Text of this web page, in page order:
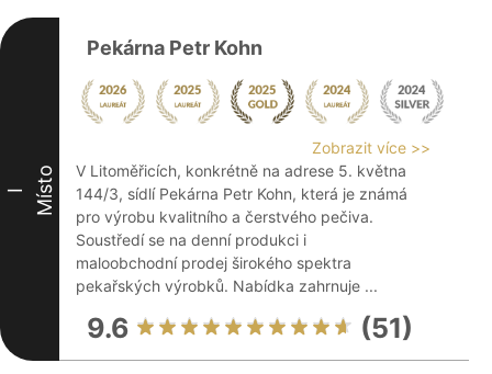
I Místo
Pekárna Petr Kohn
Zobrazit více >>
V Litoměřicích, konkrétně na adrese 5. května
144/3, sídlí Pekárna Petr Kohn, která je známá
pro výrobu kvalitního a čerstvého pečiva.
Soustředí se na denní produkci i
maloobchodní prodej širokého spektra
pekařských výrobků. Nabídka zahrnuje ...
9.6 (51)